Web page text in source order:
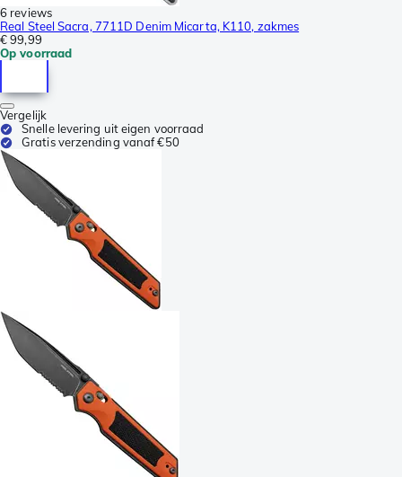
6 reviews
Real Steel Sacra, 7711D Denim Micarta, K110, zakmes
€ 99,99
Op voorraad
Vergelijk
Snelle levering uit eigen voorraad
Gratis verzending vanaf €50